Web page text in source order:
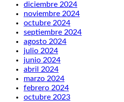
diciembre 2024
noviembre 2024
octubre 2024
septiembre 2024
agosto 2024
julio 2024
junio 2024
abril 2024
marzo 2024
febrero 2024
octubre 2023